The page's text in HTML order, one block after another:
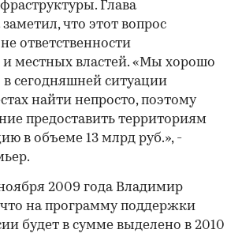
Глава
что этот вопрос
ответственности
местных властей. «Мы хорошо
сегодняшней ситуации
найти непросто, поэтому
предоставить территориям
в объеме 13 млрд руб.», -
2009 года Владимир
на программу поддержки
будет в сумме выделено в 2010